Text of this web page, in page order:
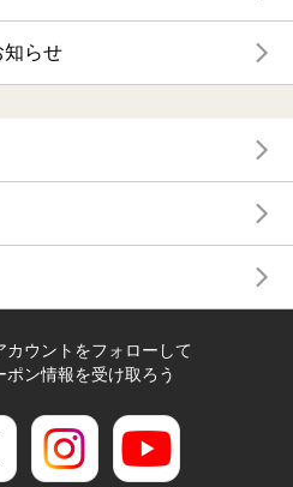
知らせ
カウントをフォローして
ポン情報を受け取ろう